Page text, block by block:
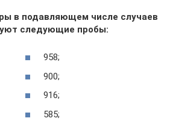
в подавляющем числе случаев
следующие пробы:
958;
900;
916;
585;